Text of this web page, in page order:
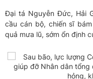
Đại tá Nguyễn Đức, Hải
cầu cán bộ, chiến sĩ
quả mưa lũ, sớm ổn định